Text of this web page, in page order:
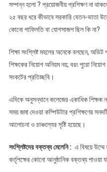
সম্পন্ন হলো ? প্রয়োজনীয় প্রশিক্ষণ না
২৫ বছর ধরে কীভাবে সরকারি বেতন-ভাতা
কোনো গাফিলতি বা যোগসাজশ ছিল কি না?
শিক্ষা সংশ্লিষ্ট মহলের অনেকে বলছেন,
শিক্ষকের নিয়োগ অনিয়ম নয়; বরং পুরো
সংকটের প্রতিচ্ছবি।
এদিকে অনুসন্ধানে কলেজের একাধিক শিক্ষক
সময় জমা দেওয়া কম্পিউটার প্রশিক্ষণের
আলোচনা ও চাঞ্চল্যের সৃষ্টি হয়েছে।
সংশ্লিষ্টদের বক্তব্য মেলেনি : এ বিষয়ে
কর্তৃপক্ষের কোনো আনুষ্ঠানিক বক্তব্য পাওয়া